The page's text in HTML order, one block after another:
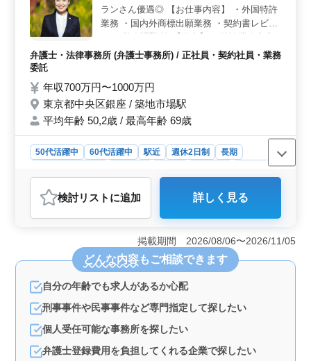
実費支給、個人受任可能、弁護士費用の事務所負担もあ
り、安心して働ける環境が整っています。働きやすい労
働条件の中で業務に集中できます。
ランさん優遇◎ 【お仕事内容】 ・外国特許
業務 ・国内外商標出願業務 ・契約書レビュ
ー ・労務問題 等 【備考】 ・特許業務中心
・未経験分野サポート 経験を生かして働け
弁護士・法律事務所 (弁護士事務所) / 正社員・契約社員・業務
委託
年収700万円〜1000万円
東京都中央区銀座 / 築地市場駅
平均年齢 50,2歳 / 最高年齢 69歳
50代活躍中 60代活躍中 駅近 週休2日制
長期
業務委託
おすすめポイント
＜キャリア活用の機会＞ 特許業務を中心に、外国特許
や国内外商標出願、契約書レビュー、労務問題など、幅
広い法務分野で活躍できる職場です。経験を存分に生か
していただけます。特許業務の専門知識を持つベテラン
弁護士の方に最適です。 ＜働きやすい環境＞ 勤務
地は東京都中央区にある特許事務所で、残業が少なめで
ワークライフバランスが整いやすい環境です。週休2日制
で土日祝が休み、夏季休業や年末年始もあり、リフレッ
シュの時間をしっかり確保できます。特に、50代以上の
できます。 ＜サポート体制＞ 未経験分野について
検討リスト に追加 詳しく見る
掲載期間 2026/08/06〜2026/11/05
どんな内容もご相談できます
自分の年齢でも求人があるか心配
刑事事件や民事事件など専門指定して探したい
個人受任可能な事務所を探したい
弁護士登録費用を負担してくれる企業で探したい